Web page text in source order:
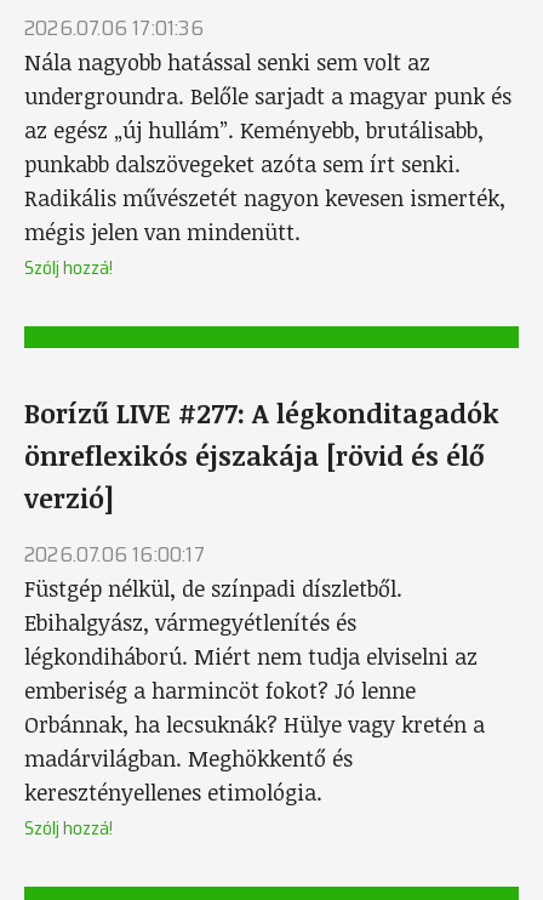
2026.07.06 17:01:36
Nála nagyobb hatással senki sem volt az
undergroundra. Belőle sarjadt a magyar punk és
az egész „új hullám”. Keményebb, brutálisabb,
punkabb dalszövegeket azóta sem írt senki.
Radikális művészetét nagyon kevesen ismerték,
mégis jelen van mindenütt.
Szólj hozzá!
Borízű LIVE #277: A légkonditagadók
önreflexikós éjszakája [rövid és élő
verzió]
2026.07.06 16:00:17
Füstgép nélkül, de színpadi díszletből.
Ebihalgyász, vármegyétlenítés és
légkondiháború. Miért nem tudja elviselni az
emberiség a harmincöt fokot? Jó lenne
Orbánnak, ha lecsuknák? Hülye vagy kretén a
madárvilágban. Meghökkentő és
keresztényellenes etimológia.
Szólj hozzá!